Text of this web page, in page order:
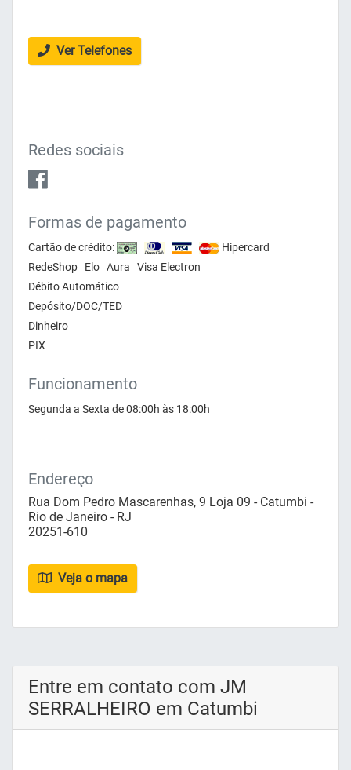
Ver Telefones
Redes sociais
Formas de pagamento
Cartão de crédito:
Hipercard
RedeShop Elo Aura Visa Electron
Débito Automático
Depósito/DOC/TED
Dinheiro
PIX
Funcionamento
Segunda a Sexta de 08:00h às 18:00h
Endereço
Rua Dom Pedro Mascarenhas, 9 Loja 09 - Catumbi -
Rio de Janeiro - RJ
20251-610
Veja o mapa
Entre em contato com JM
SERRALHEIRO em Catumbi